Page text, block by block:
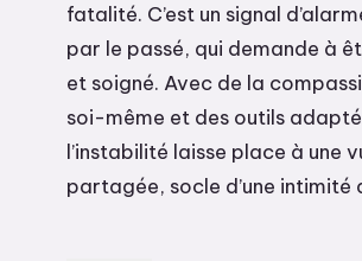
fatalité. C’est un signal
par le passé, qui demande à
et soigné. Avec de la
soi-même et des outils
l’instabilité laisse place à une
partagée, socle d’une intimité